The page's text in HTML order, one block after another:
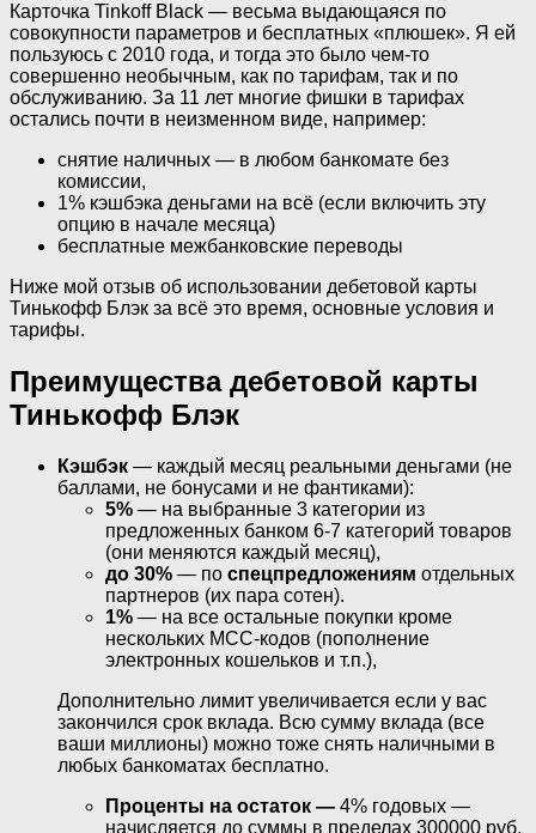
Карточка Tinkoff Black — весьма выдающаяся по
совокупности параметров и бесплатных «плюшек». Я ей
пользуюсь с 2010 года, и тогда это было чем-то
совершенно необычным, как по тарифам, так и по
обслуживанию. За 11 лет многие фишки в тарифах
остались почти в неизменном виде, например:
снятие наличных — в любом банкомате без
комиссии,
1% кэшбэка деньгами на всё (если включить эту
опцию в начале месяца)
бесплатные межбанковские переводы
Ниже мой отзыв об использовании дебетовой карты
Тинькофф Блэк за всё это время, основные условия и
тарифы.
Преимущества дебетовой карты
Тинькофф Блэк
Кэшбэк — каждый месяц реальными деньгами (не
баллами, не бонусами и не фантиками):
5% — на выбранные 3 категории из
предложенных банком 6-7 категорий товаров
(они меняются каждый месяц),
до 30% — по спецпредложениям отдельных
партнеров (их пара сотен).
1% — на все остальные покупки кроме
нескольких MCC-кодов (пополнение
электронных кошельков и т.п.),
Дополнительно лимит увеличивается если у вас
закончился срок вклада. Всю сумму вклада (все
ваши миллионы) можно тоже снять наличными в
любых банкоматах бесплатно.
Проценты на остаток — 4% годовых —
начисляется до суммы в пределах 300000 руб.